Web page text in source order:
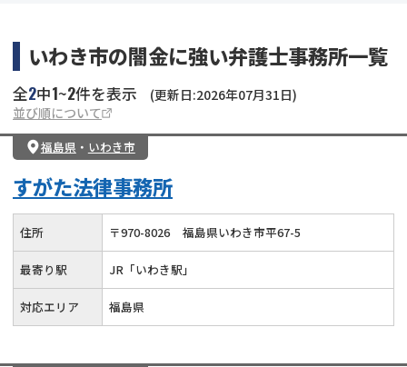
いわき市の闇金に強い弁護士事務所一覧
全2中1~2件を表示
(更新日:2026年07月31日)
並び順について
福島県 ・ いわき市
すがた法律事務所
住所 〒970-8026 福島県いわき市平67-5
最寄り駅 JR「いわき駅」
対応エリア 福島県